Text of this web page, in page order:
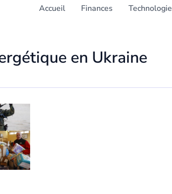
Accueil Finances Technologie
en Ukraine